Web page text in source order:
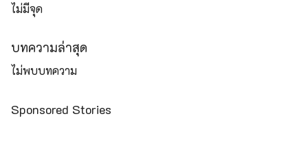
ไม่มีจุด
บทความล่าสุด
ไม่พบบทความ
Sponsored Stories